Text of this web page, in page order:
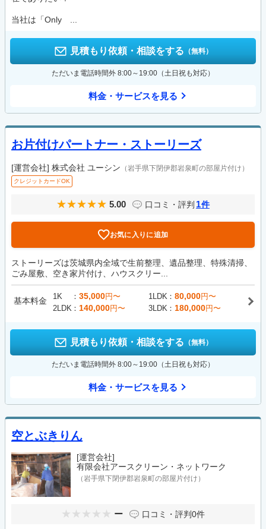
当社は「Only ...
見積もり依頼・相談をする （無料）
ただいま電話時間外 8:00～19:00（土日祝も対応）
料金・サービスを見る
お片付けパートナー・ストーリーズ
[運営会社] 株式会社 ユーシン （岩手県下閉伊郡岩泉町の部屋片付け）
クレジットカードOK
5.00 口コミ・評判 1件
お気に入りに追加
ストーリーズは茨城県内全域で生前整理、遺品整理、特殊清掃、
ごみ屋敷、空き家片付け、ハウスクリー...
基本料金 1K 35,000円〜 1LDK 80,000円〜
2LDK
140,000円〜 3LDK 180,000円〜
見積もり依頼・相談をする （無料）
ただいま電話時間外 8:00～19:00（土日祝も対応）
料金・サービスを見る
空とぶきりん
[運営会社]
有限会社アースクリーン・ネットワーク
（岩手県下閉伊郡岩泉町の部屋片付け）
ー 口コミ・評判0件